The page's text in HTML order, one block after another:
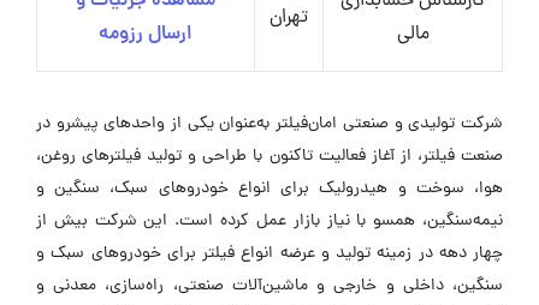
مالی
تهران
ارسال رزومه
شرکت تولیدی و صنعتی امان‌فیلتر به‌عنوان یکی از واحدهای پیشرو در
صنعت فیلتر، از آغاز فعالیت تاکنون با طراحی و تولید فیلترهای روغن،
هوا، سوخت و هیدرولیک برای انواع خودروهای سبک، سنگین و
نیمه‌سنگین، همسو با نیاز بازار عمل کرده است. این شرکت بیش از
چهار دهه در زمینه تولید و عرضه انواع فیلتر برای خودروهای سبک و
سنگین، داخلی و خارجی و ماشین‌آلات صنعتی، راه‌سازی، معدنی و